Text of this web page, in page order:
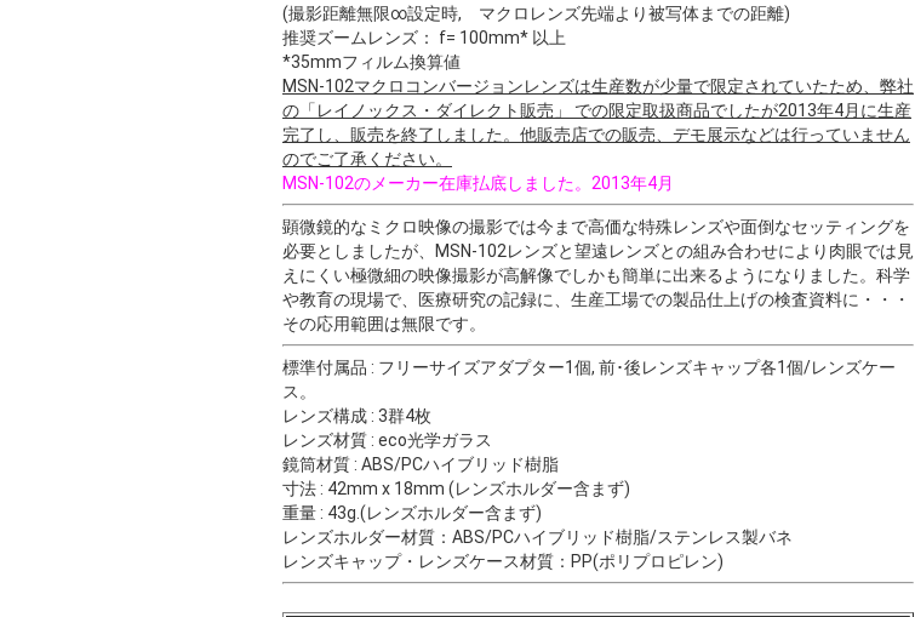
(撮影距離無限∞設定時, マクロレンズ先端より被写体までの距離)
推奨ズームレンズ： f= 100mm* 以上
*35mmフィルム換算値
MSN-102マクロコンバージョンレンズは生産数が少量で限定されていたため、弊社
の「レイノックス・ダイレクト販売」 での限定取扱商品でしたが2013年4月に生産
完了し、販売を終了しました。他販売店での販売、デモ展示などは行っていません
のでご了承ください。
MSN-102のメーカー在庫払底しました。2013年4月
顕微鏡的なミクロ映像の撮影では今まで高価な特殊レンズや面倒なセッティングを
必要としましたが、MSN-102レンズと望遠レンズとの組み合わせにより肉眼では見
えにくい極微細の映像撮影が高解像でしかも簡単に出来るようになりました。科学
や教育の現場で、医療研究の記録に、生産工場での製品仕上げの検査資料に・・・
その応用範囲は無限です。
標準付属品 : フリーサイズアダプター1個, 前･後レンズキャップ各1個/レンズケー
ス。
レンズ構成 : 3群4枚
レンズ材質 : eco光学ガラス
鏡筒材質 : ABS/PCハイブリッド樹脂
寸法 : 42mm x 18mm (レンズホルダー含まず)
重量 : 43g.(レンズホルダー含まず)
レンズホルダー材質：ABS/PCハイブリッド樹脂/ステンレス製バネ
レンズキャップ・レンズケース材質：PP(ポリプロピレン)